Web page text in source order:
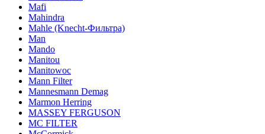
Mafi
Mahindra
Mahle (Knecht-Фильтра)
Man
Mando
Manitou
Manitowoc
Mann Filter
Mannesmann Demag
Marmon Herring
MASSEY FERGUSON
MC FILTER